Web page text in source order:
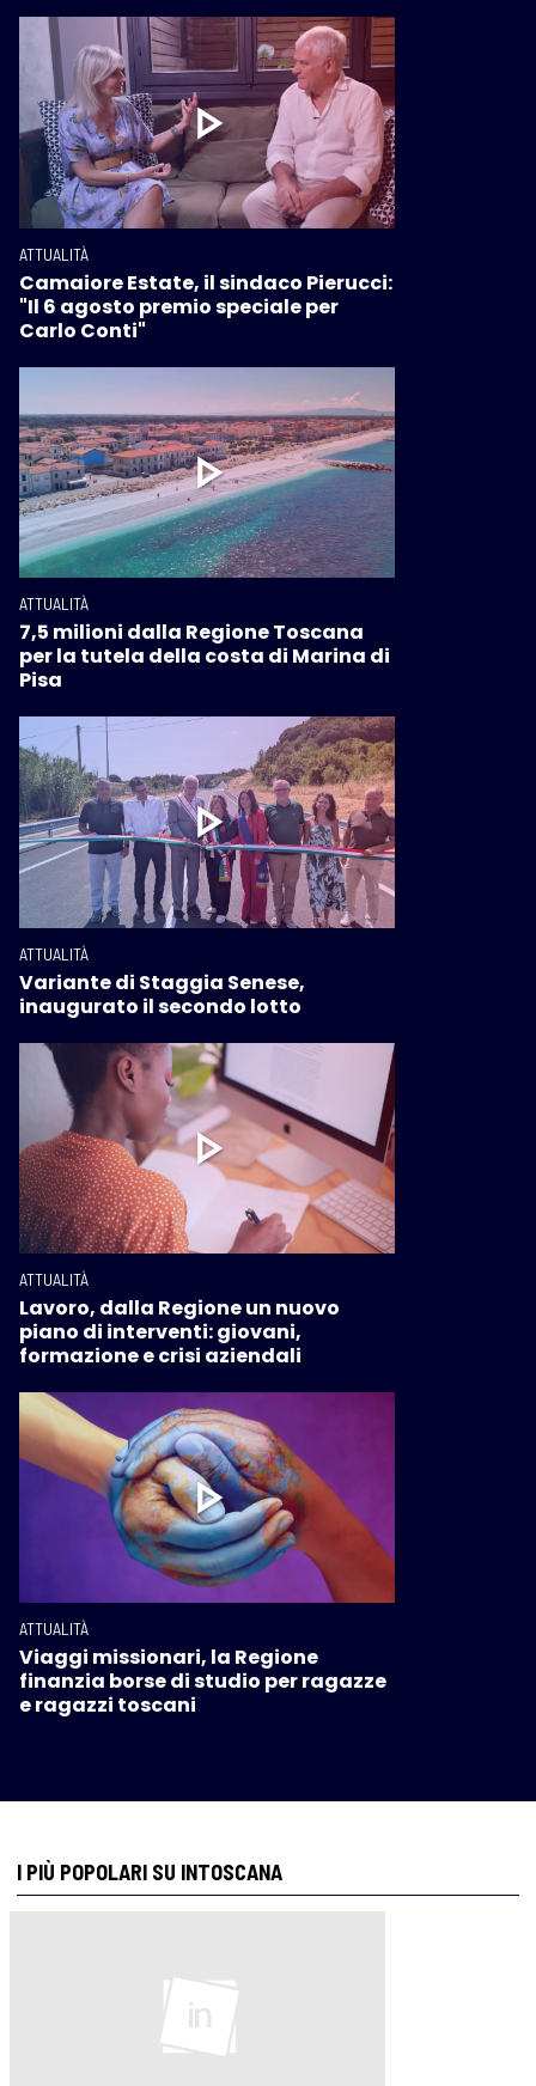
ATTUALITÀ
Camaiore Estate, il sindaco Pierucci:
"Il 6 agosto premio speciale per
Carlo Conti"
ATTUALITÀ
7,5 milioni dalla Regione Toscana
per la tutela della costa di Marina di
Pisa
ATTUALITÀ
Variante di Staggia Senese,
inaugurato il secondo lotto
ATTUALITÀ
Lavoro, dalla Regione un nuovo
piano di interventi: giovani,
formazione e crisi aziendali
ATTUALITÀ
Viaggi missionari, la Regione
finanzia borse di studio per ragazze
e ragazzi toscani
I PIÙ POPOLARI SU INTOSCANA